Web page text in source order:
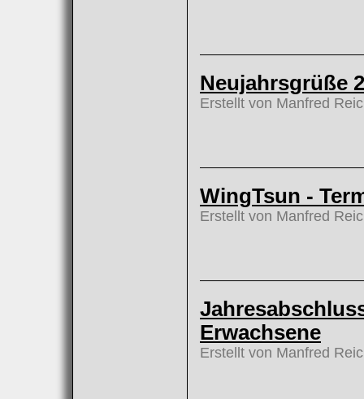
Neujahrsgrüße
Erstellt von Manfred
WingTsun -
Erstellt von Manfred
Erwachsene
Erstellt von Manfred